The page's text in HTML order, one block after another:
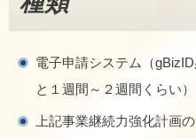
電子申請システム（
と１週間～２週間くらい）
上記事業継続力強化計画